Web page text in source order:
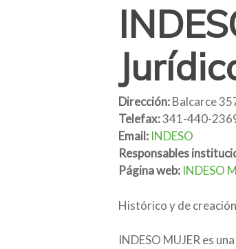
Dirección:Balcarce
Telefax:341-440-
Email: INDESO
Responsables
Página web: INDESO
Histórico y de creación
INDESO MUJER es